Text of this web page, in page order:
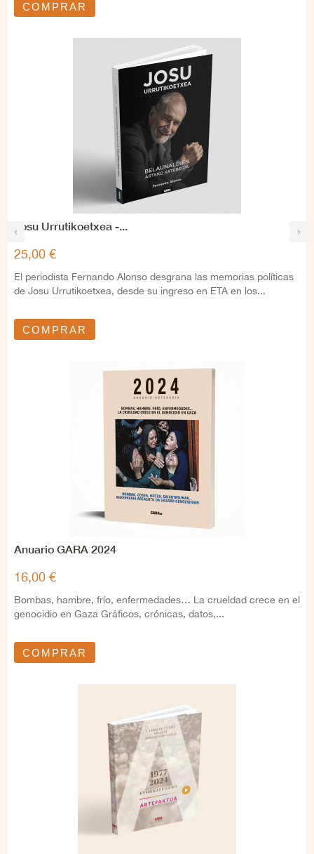
‹ ›
COMPRAR
Josu Urrutikoetxea -...
25,00 €
El periodista Fernando Alonso desgrana las memorias políticas
de Josu Urrutikoetxea, desde su ingreso en ETA en los...
COMPRAR
Anuario GARA 2024
16,00 €
Bombas, hambre, frío, enfermedades… La crueldad crece en el
genocidio en Gaza Gráficos, crónicas, datos,...
COMPRAR